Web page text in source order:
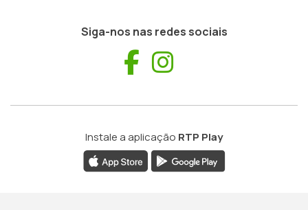
Siga-nos nas redes sociais
Facebook
Instale a aplicação RTP Play